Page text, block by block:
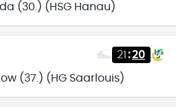
(30.) (HSG Hanau)
21 :20
(37.) (HG Saarlouis)